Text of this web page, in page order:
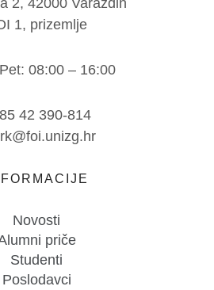
1, prizemlje
08:00 – 16:00
42 390-814
Novosti
priče
Studenti
Poslodavci